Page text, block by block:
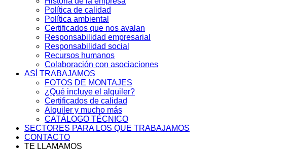
Política de calidad
Política ambiental
Certificados que nos avalan
Responsabilidad empresarial
Responsabilidad social
Recursos humanos
Colaboración con asociaciones
ASÍ TRABAJAMOS
FOTOS DE MONTAJES
¿Qué incluye el alquiler?
Certificados de calidad
Alquiler y mucho más
CATÁLOGO TÉCNICO
SECTORES PARA LOS QUE TRABAJAMOS
CONTACTO
TE LLAMAMOS